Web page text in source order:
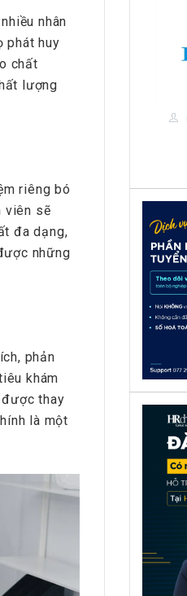
nhân
phát huy
chất
lượng
riêng bó
viên sẽ
đa dạng,
những
phản
khám
thay
là một